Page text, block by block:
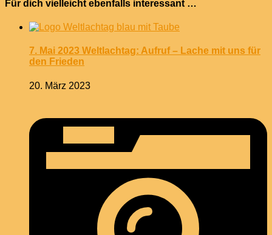
Für dich vielleicht ebenfalls interessant …
7. Mai 2023 Weltlachtag: Aufruf – Lache mit uns für
den Frieden
20. März 2023